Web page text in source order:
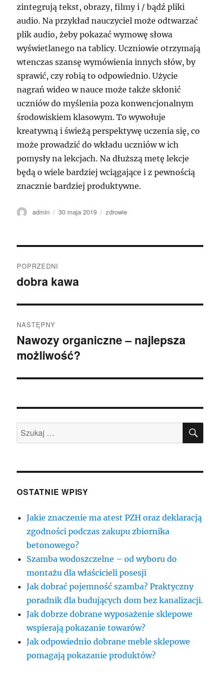
zintegrują tekst, obrazy, filmy i / bądź pliki
audio. Na przykład nauczyciel może odtwarzać
plik audio, żeby pokazać wymowę słowa
wyświetlanego na tablicy. Uczniowie otrzymają
wtenczas szansę wymówienia innych słów, by
sprawić, czy robią to odpowiednio. Użycie
nagrań wideo w nauce może także skłonić
uczniów do myślenia poza konwencjonalnym
środowiskiem klasowym. To wywołuje
kreatywną i świeżą perspektywę uczenia się, co
może prowadzić do wkładu uczniów w ich
pomysły na lekcjach. Na dłuższą metę lekcje
będą o wiele bardziej wciągające i z pewnością
znacznie bardziej produktywne.
Autor
admin
Data
30 maja 2019 Kategorie
zdrowie
wpisu
POPRZEDNI
Poprzedni
dobra kawa
NASTĘPNY
Następny
wpis:
Nawozy organiczne – najlepsza
możliwość?
Szukaj:
OSTATNIE WPISY
Jakie znaczenie ma atest PZH oraz deklaracją
zgodności podczas zakupu zbiornika
betonowego?
Szamba wodoszczelne – od wyboru do
montażu dla właścicieli posesji
Jak dobrać pojemność szamba? Praktyczny
poradnik dla budujących dom bez kanalizacji.
Jak dobrze dobrane wyposażenie sklepowe
wspierają pokazanie towarów?
Jak odpowiednio dobrane meble sklepowe
pomagają pokazanie produktów?